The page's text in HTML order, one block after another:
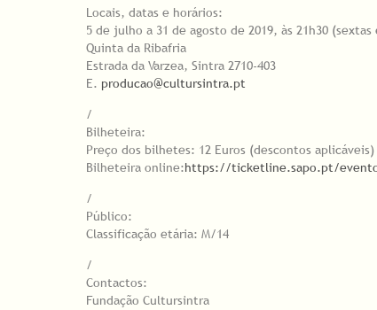
Locais, datas e horários:
5 de julho a 31 de agosto de 2019, às 21h30 (sextas
Quinta da Ribafria
Estrada da Varzea, Sintra 2710-403
E. producao@cultursintra.pt
/
Bilheteira:
Preço dos bilhetes: 12 Euros (descontos aplicáveis)
Bilheteira online:https://ticketline.sapo.pt/evento/
/
Público:
Classificação etária: M/14
/
Contactos:
Fundação Cultursintra